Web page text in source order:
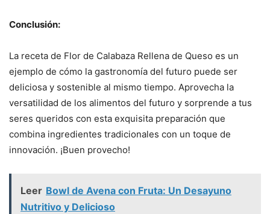
Conclusión:
La receta de Flor de Calabaza Rellena de Queso es un
ejemplo de cómo la gastronomía del futuro puede ser
deliciosa y sostenible al mismo tiempo. Aprovecha la
versatilidad de los alimentos del futuro y sorprende a tus
seres queridos con esta exquisita preparación que
combina ingredientes tradicionales con un toque de
innovación. ¡Buen provecho!
Leer Bowl de Avena con Fruta: Un Desayuno
Nutritivo y Delicioso